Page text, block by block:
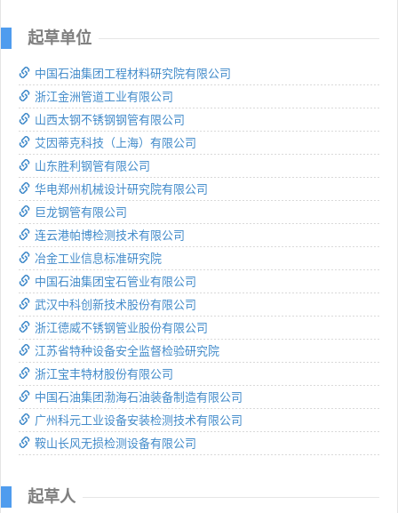
起草单位
中国石油集团工程材料研究院有限公司
浙江金洲管道工业有限公司
山西太钢不锈钢钢管有限公司
艾因蒂克科技（上海）有限公司
山东胜利钢管有限公司
华电郑州机械设计研究院有限公司
巨龙钢管有限公司
连云港帕博检测技术有限公司
冶金工业信息标准研究院
中国石油集团宝石管业有限公司
武汉中科创新技术股份有限公司
浙江德威不锈钢管业股份有限公司
江苏省特种设备安全监督检验研究院
浙江宝丰特材股份有限公司
中国石油集团渤海石油装备制造有限公司
广州科元工业设备安装检测技术有限公司
鞍山长风无损检测设备有限公司
起草人